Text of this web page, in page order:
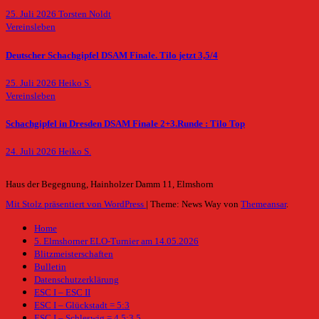
25. Juli 2026 Torsten Noldt
Vereinsleben
Deutscher Schachgipfel DSAM Finale. Tilo jetzt 3,5/4
25. Juli 2026 Heiko S.
Vereinsleben
Schachgipfel in Dresden DSAM Finale 2+3.Runde : Tilo Top
24. Juli 2026 Heiko S.
Haus der Begegnung, Hainholzer Damm 11, Elmshorn
Mit Stolz präsentiert von WordPress
Theme: News Way von Themeansar.
Home
5. Elmshorner ELO-Turnier am 14.05.2026
Blitzmeisterschaften
Bulletin
Datenschutzerklärung
ESC I – ESC II
ESC I – Glückstadt = 5:3